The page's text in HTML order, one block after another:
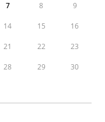
7 8 9
14 15 16
21 22 23
28 29 30